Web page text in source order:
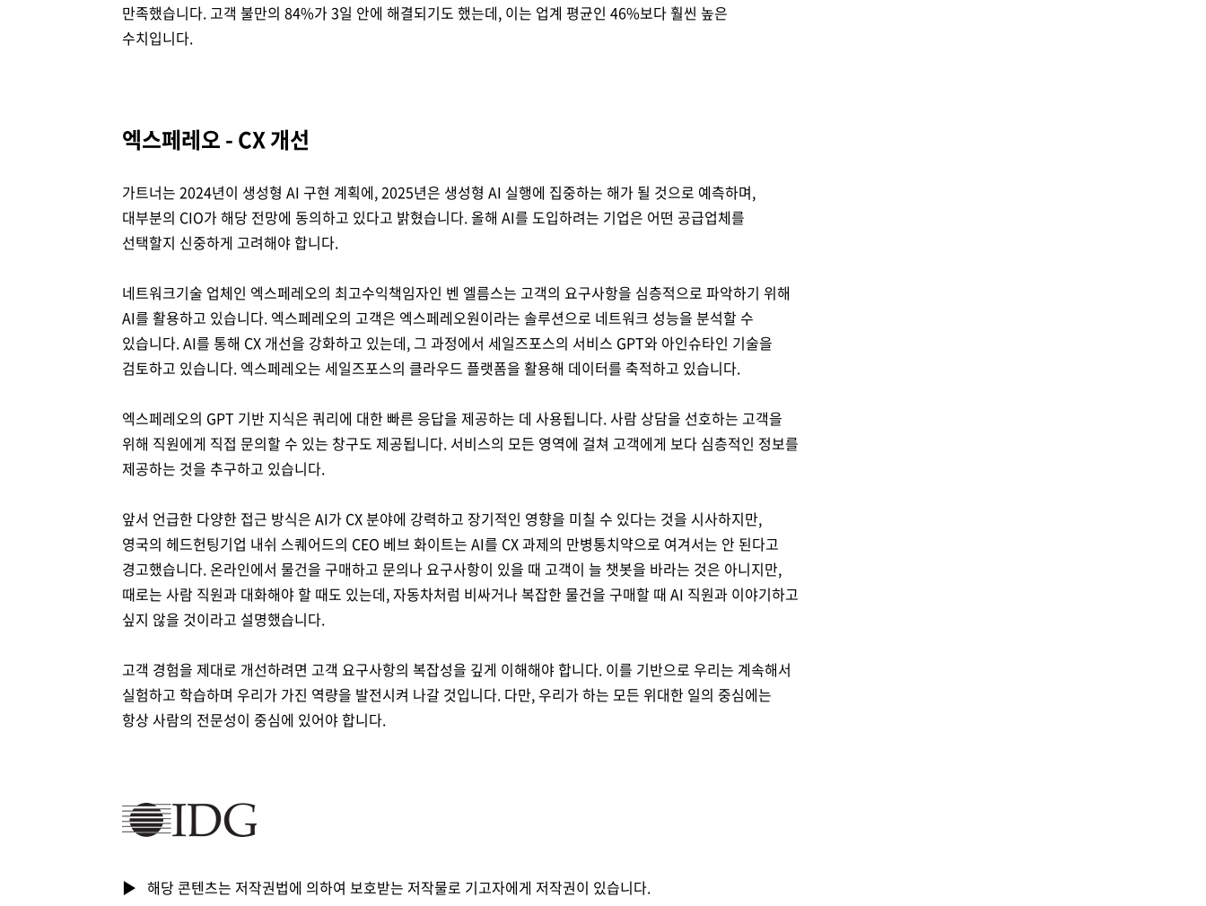
만족했습니다. 고객 불만의 84%가 3일 안에 해결되기도 했는데, 이는 업계 평균인 46%보다 훨씬 높은
수치입니다.
엑스페레오 - CX 개선
가트너는 2024년이 생성형 AI 구현 계획에, 2025년은 생성형 AI 실행에 집중하는 해가 될 것으로 예측하며,
대부분의 CIO가 해당 전망에 동의하고 있다고 밝혔습니다. 올해 AI를 도입하려는 기업은 어떤 공급업체를
선택할지 신중하게 고려해야 합니다.
네트워크기술 업체인 엑스페레오의 최고수익책임자인 벤 엘름스는 고객의 요구사항을 심층적으로 파악하기 위해
AI를 활용하고 있습니다. 엑스페레오의 고객은 엑스페레오원이라는 솔루션으로 네트워크 성능을 분석할 수
있습니다. AI를 통해 CX 개선을 강화하고 있는데, 그 과정에서 세일즈포스의 서비스 GPT와 아인슈타인 기술을
검토하고 있습니다. 엑스페레오는 세일즈포스의 클라우드 플랫폼을 활용해 데이터를 축적하고 있습니다.
엑스페레오의 GPT 기반 지식은 쿼리에 대한 빠른 응답을 제공하는 데 사용됩니다. 사람 상담을 선호하는 고객을
위해 직원에게 직접 문의할 수 있는 창구도 제공됩니다. 서비스의 모든 영역에 걸쳐 고객에게 보다 심층적인 정보를
제공하는 것을 추구하고 있습니다.
앞서 언급한 다양한 접근 방식은 AI가 CX 분야에 강력하고 장기적인 영향을 미칠 수 있다는 것을 시사하지만,
영국의 헤드헌팅기업 내쉬 스퀘어드의 CEO 베브 화이트는 AI를 CX 과제의 만병통치약으로 여겨서는 안 된다고
경고했습니다. 온라인에서 물건을 구매하고 문의나 요구사항이 있을 때 고객이 늘 챗봇을 바라는 것은 아니지만,
때로는 사람 직원과 대화해야 할 때도 있는데, 자동차처럼 비싸거나 복잡한 물건을 구매할 때 AI 직원과 이야기하고
싶지 않을 것이라고 설명했습니다.
고객 경험을 제대로 개선하려면 고객 요구사항의 복잡성을 깊게 이해해야 합니다. 이를 기반으로 우리는 계속해서
실험하고 학습하며 우리가 가진 역량을 발전시켜 나갈 것입니다. 다만, 우리가 하는 모든 위대한 일의 중심에는
항상 사람의 전문성이 중심에 있어야 합니다.
▶ 해당 콘텐츠는 저작권법에 의하여 보호받는 저작물로 기고자에게 저작권이 있습니다.